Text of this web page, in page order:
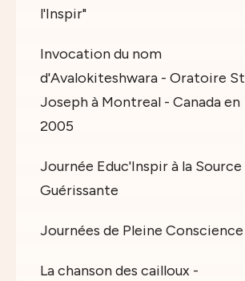
l'Inspir"
Invocation du nom
d'Avalokiteshwara - Oratoire St
Joseph à Montreal - Canada en
2005
Journée Educ'Inspir à la Source
Guérissante
Journées de Pleine Conscience
La chanson des cailloux -